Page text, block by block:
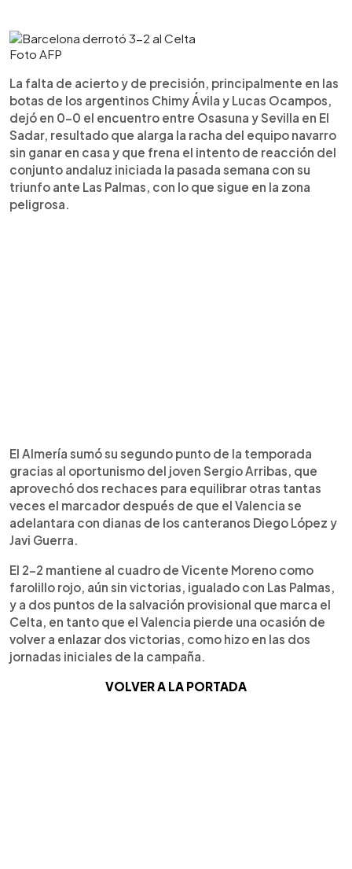
Foto AFP
La falta de acierto y de precisión, principalmente en las
botas de los argentinos Chimy Ávila y Lucas Ocampos,
dejó en 0-0 el encuentro entre Osasuna y Sevilla en El
Sadar, resultado que alarga la racha del equipo navarro
sin ganar en casa y que frena el intento de reacción del
conjunto andaluz iniciada la pasada semana con su
triunfo ante Las Palmas, con lo que sigue en la zona
peligrosa.
El Almería sumó su segundo punto de la temporada
gracias al oportunismo del joven Sergio Arribas, que
aprovechó dos rechaces para equilibrar otras tantas
veces el marcador después de que el Valencia se
adelantara con dianas de los canteranos Diego López y
Javi Guerra.
El 2-2 mantiene al cuadro de Vicente Moreno como
farolillo rojo, aún sin victorias, igualado con Las Palmas,
y a dos puntos de la salvación provisional que marca el
Celta, en tanto que el Valencia pierde una ocasión de
volver a enlazar dos victorias, como hizo en las dos
jornadas iniciales de la campaña.
VOLVER A LA PORTADA